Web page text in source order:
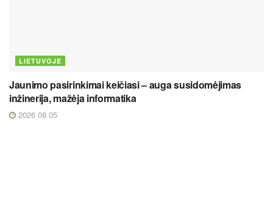
LIETUVOJE
Jaunimo pasirinkimai keičiasi – auga susidomėjimas
inžinerija, mažėja informatika
2026 08 05